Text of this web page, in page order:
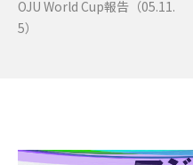
OJU World Cup報告（05.11.
5）